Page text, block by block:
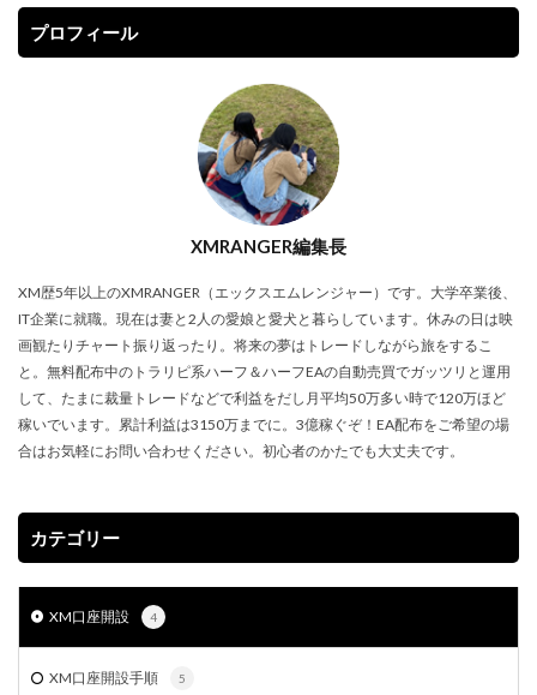
プロフィール
XMRANGER編集長
XM歴5年以上のXMRANGER（エックスエムレンジャー）です。大学卒業後、
IT企業に就職。現在は妻と2人の愛娘と愛犬と暮らしています。休みの日は映
画観たりチャート振り返ったり。将来の夢はトレードしながら旅をするこ
と。無料配布中のトラリピ系ハーフ＆ハーフEAの自動売買でガッツリと運用
して、たまに裁量トレードなどで利益をだし月平均50万多い時で120万ほど
稼いでいます。累計利益は3150万までに。3億稼ぐぞ！EA配布をご希望の場
合はお気軽にお問い合わせください。初心者のかたでも大丈夫です。
カテゴリー
XM口座開設 4
XM口座開設手順 5